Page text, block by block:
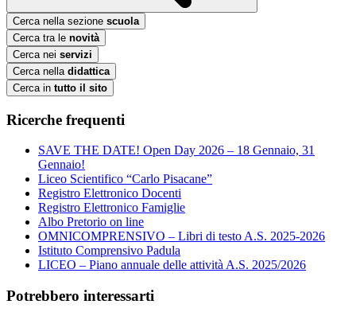
Cerca nella sezione scuola
Cerca tra le novità
Cerca nei servizi
Cerca nella didattica
Cerca in tutto il sito
Ricerche frequenti
SAVE THE DATE! Open Day 2026 – 18 Gennaio, 31
Gennaio!
Liceo Scientifico “Carlo Pisacane”
Registro Elettronico Docenti
Registro Elettronico Famiglie
Albo Pretorio on line
OMNICOMPRENSIVO – Libri di testo A.S. 2025-2026
Istituto Comprensivo Padula
LICEO – Piano annuale delle attività A.S. 2025/2026
Potrebbero interessarti